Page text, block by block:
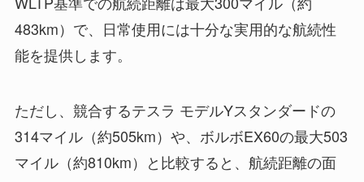
483km）で、日常使用には十分な実用的な航続性
能を提供します。
ただし、競合するテスラ モデルYスタンダードの
314マイル（約505km）や、ボルボEX60の最大503
マイル（約810km）と比較すると、航続距離の面